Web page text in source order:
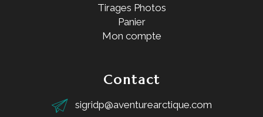
Tirages Photos
Panier
Mon compte
Contact
sigridp@aventurearctique.com